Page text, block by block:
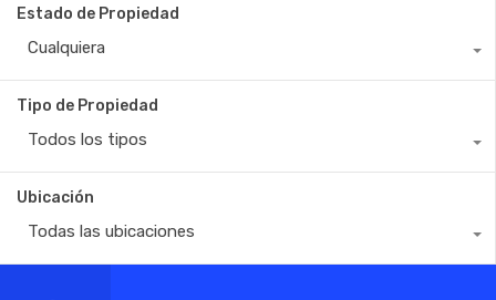
Estado de Propiedad
Cualquiera
Tipo de Propiedad
Todos los tipos
Ubicación
Todas las ubicaciones